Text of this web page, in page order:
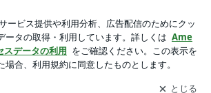
ドして ブログの更新通知
を受け取りまし
開く